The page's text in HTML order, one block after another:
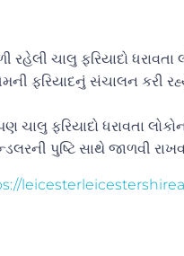
રહેલી ચાલુ ફરિયાદો
ફરિયાદનું સંચાલન કરી
ચાલુ ફરિયાદો ધરાવતા
પુષ્ટિ સાથે જાળવી